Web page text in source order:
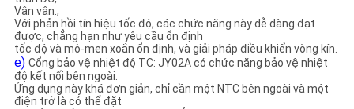
Vân vân.,
Với phản hồi tín hiệu tốc độ, các chức năng này dễ dàng đạt
được, chẳng hạn như yêu cầu ổn định
tốc độ và mô-men xoắn ổn định, và giải pháp điều khiển vòng kín.
e) Cổng bảo vệ nhiệt độ TC: JY02A có chức năng bảo vệ nhiệt
độ kết nối bên ngoài.
Ứng dụng này khá đơn giản, chỉ cần một NTC bên ngoài và một
điện trở là có thể đặt